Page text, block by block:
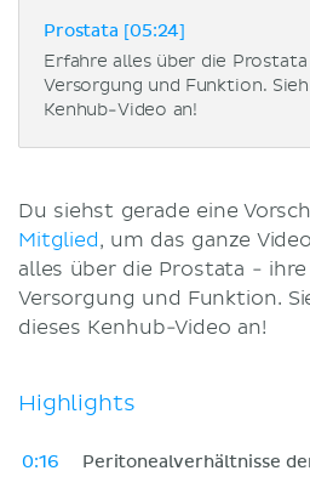
Prostata [05:24]
Erfahre alles über die
Versorgung und Funktion.
Kenhub-Video an!
Du siehst gerade eine
Mitglied, um das ganze
alles über die Prostata - ihre
Versorgung und Funktion.
dieses Kenhub-Video an!
Highlights
0:16
Peritonealverhältnisse